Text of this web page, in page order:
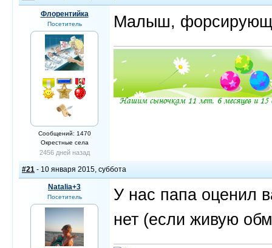
Флорентийка
Посетитель
Сообщений: 1470
Окрестные села
2456 дней назад
Малыш,
#21 - 10 января 2015, суббота
Natalia+3
Посетитель
У нас папа оценил
нет (если живую